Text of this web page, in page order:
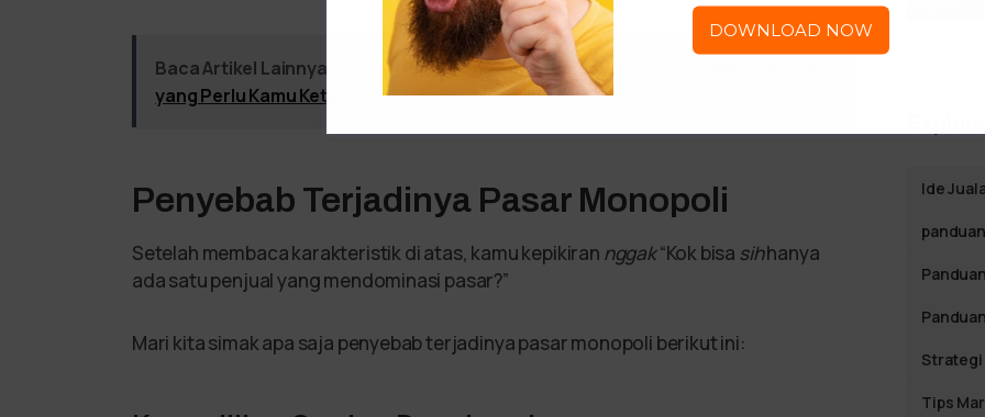
Baca Artikel Lainnya
Contoh Riset Pemasaran dalam Bisnis Serta Manfaatnya
yang Perlu Kamu Ketahui!
Penyebab Terjadinya Pasar Monopoli
Setelah membaca karakteristik di atas, kamu kepikiran nggak“Kok bisa sihhanya
ada satu penjual yang mendominasi pasar?”
Mari kita simak apa saja penyebab terjadinya pasar monopoli berikut ini:
Ide
Strategi
Tips
DOWNLOAD NOW